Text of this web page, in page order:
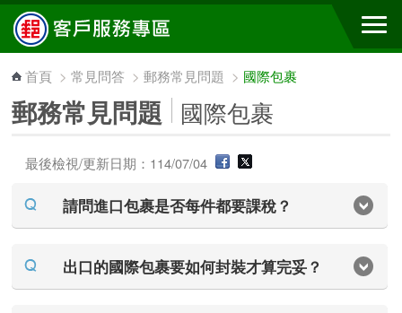
跳到主要內容區塊
首頁 >常見問答 >郵務常見問題 > 國際包裹
郵務常見問題 國際包裹
最後檢視/更新日期：114/07/04
請問進口包裹是否每件都要課稅？
出口的國際包裹要如何封裝才算完妥？